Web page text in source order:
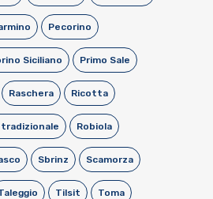
Pecorino
Siciliano Primo Sale
Raschera Ricotta
Robiola
Sbrinz Scamorza
Tilsit Toma